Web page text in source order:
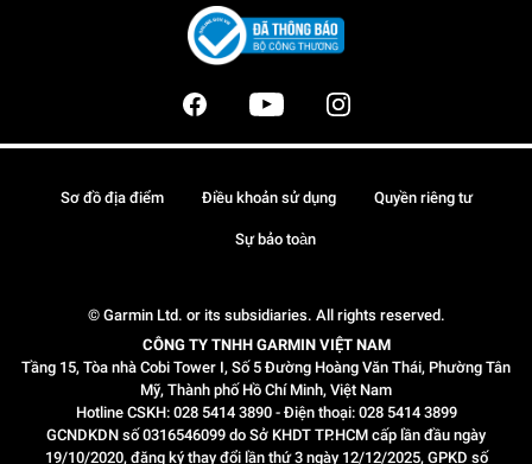
© Garmin Ltd. or its subsidiaries. All rights reserved.
CÔNG TY TNHH GARMIN VIỆT NAM
Tầng 15, Tòa nhà Cobi Tower I, Số 5 Đường Hoàng Văn Thái, Phường Tân
Mỹ, Thành phố Hồ Chí Minh, Việt Nam
Hotline CSKH: 028 5414 3890 - Điện thoại: 028 5414 3899
GCNDKDN số 0316546099 do Sở KHDT TP.HCM cấp lần đầu ngày
19/10/2020, đăng ký thay đổi lần thứ 3 ngày 12/12/2025, GPKD số
Sơ đồ địa điểm Điều khoản sử dụng Quyền riêng tư
Sự bảo toàn